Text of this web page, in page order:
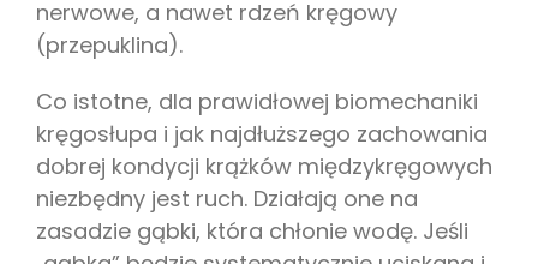
nerwowe, a nawet rdzeń kręgowy
(przepuklina).
Co istotne, dla prawidłowej biomechaniki
kręgosłupa i jak najdłuższego zachowania
dobrej kondycji krążków międzykręgowych
niezbędny jest ruch. Działają one na
zasadzie gąbki, która chłonie wodę. Jeśli